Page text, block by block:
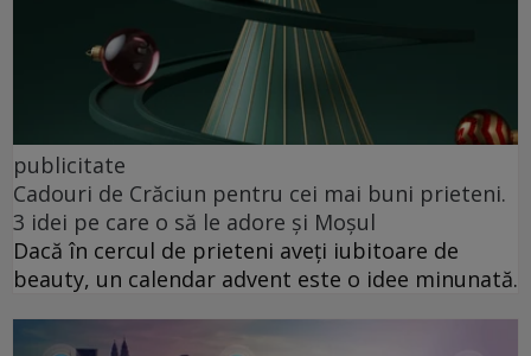
publicitate
Cadouri de Crăciun pentru cei mai buni prieteni.
3 idei pe care o să le adore și Moșul
Dacă în cercul de prieteni aveți iubitoare de
beauty, un calendar advent este o idee minunată.